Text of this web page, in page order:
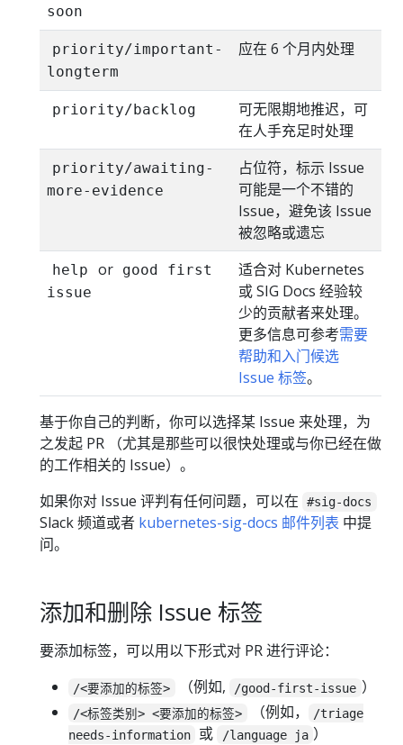
soon
priority/important-
longterm
应在 6 个月内处理
priority/backlog
可无限期地推迟，可
在人手充足时处理
priority/awaiting-
more-evidence
占位符，标示 Issue
可能是一个不错的
Issue，避免该 Issue
被忽略或遗忘
help or good first
issue
适合对 Kubernetes
或 SIG Docs 经验较
少的贡献者来处理。
更多信息可参考需要
帮助和入门候选
Issue 标签。
基于你自己的判断，你可以选择某 Issue 来处理，为
之发起 PR （尤其是那些可以很快处理或与你已经在做
的工作相关的 Issue）。
如果你对 Issue 评判有任何问题，可以在
#sig-docs
Slack 频道或者 kubernetes-sig-docs 邮件列表 中提
问。
添加和删除 Issue 标签
要添加标签，可以用以下形式对 PR 进行评论：
/<要添加的标签> （例如, /good-first-issue ）
/<标签类别> <要添加的标签> （例如，
/triage
needs-information
或 /language ja ）